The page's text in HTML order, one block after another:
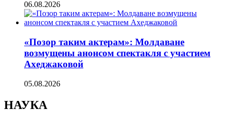
06.08.2026
«Позор таким актерам»: Молдаване
возмущены анонсом спектакля с участием
Ахеджаковой
05.08.2026
НАУКА